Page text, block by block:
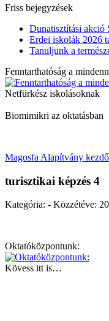
Friss bejegyzések
Dunatisztítási akció
Erdei iskolák 2026
Tanuljunk a
Fenntarthatóság a
Netfürkész iskolásoknak
Biomimikri az oktatásban
Magosfa Alapítvány
turisztikai képzés 4
Kategória: - Közzétéve:
Oktatóközpontunk:
Kövess itt is…